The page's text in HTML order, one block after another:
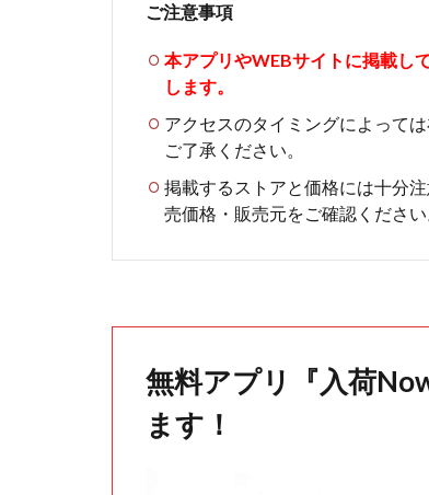
ご注意事項
本アプリやWEBサイトに掲載し
します。
アクセスのタイミングによって
ご了承ください。
掲載するストアと価格には十分
売価格・販売元をご確認ください
無料アプリ『入荷
ます！